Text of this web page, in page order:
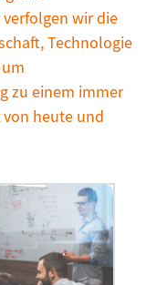
wir die
Technologie
zu einem immer
heute und